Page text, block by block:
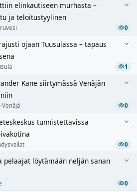
elinkautiseen murhasta –
ja teloitustyylinen
0
ojaan Tuusulassa – tapaus
1
Kane siirtymässä Venäjän
·Venäjä 0
tunnistettavissa
0
pelaajat löytämään neljän sanan
0